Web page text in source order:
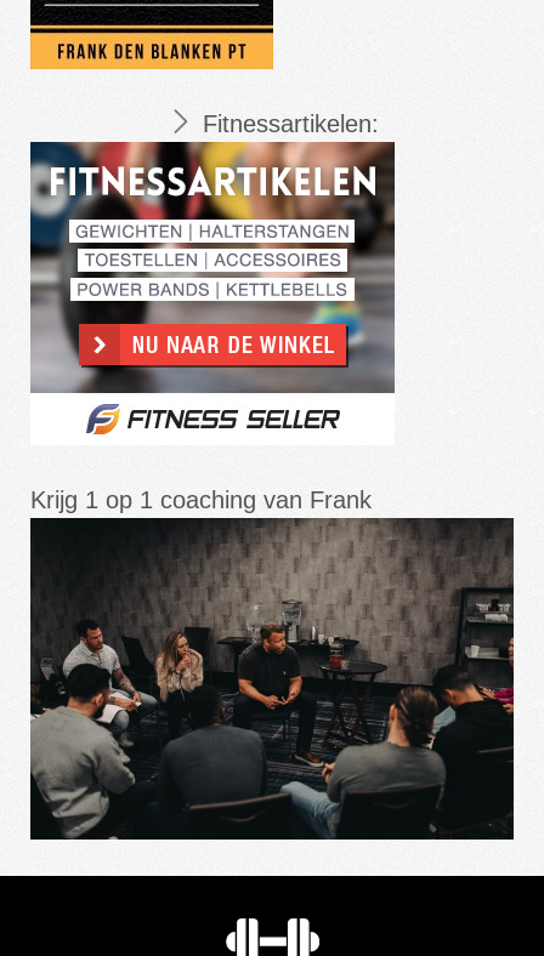
Fitnessartikelen:
Krijg 1 op 1 coaching van Frank